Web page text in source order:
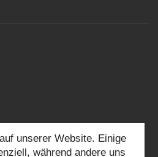
unserer Website. Einige
während andere uns